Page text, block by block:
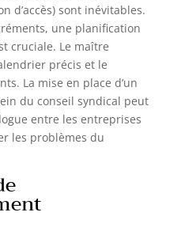
d’accès) sont inévitables.
une planification
cruciale. Le maître
précis et le
La mise en place d’un
du conseil syndical peut
entre les entreprises
les problèmes du